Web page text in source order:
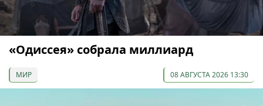
«Одиссея» собрала миллиард
МИР 08 АВГУСТА 2026 13:30